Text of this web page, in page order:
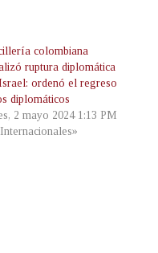
colombiana
ruptura diplomática
ordenó el regreso
diplomáticos
2 mayo 2024 1:13 PM